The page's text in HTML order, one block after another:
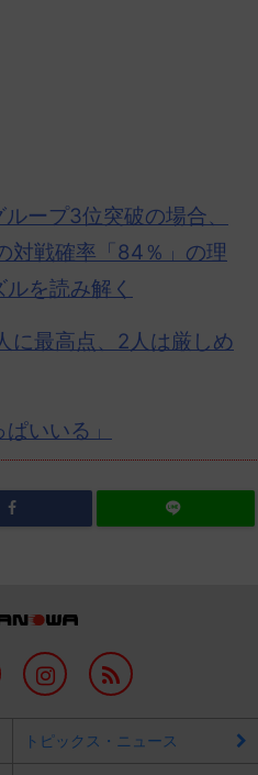
ープ3位突破の場合、
対戦確率「84％」の理
を読み解く
に最高点、2人は厳しめ
ぱいいる」
トピックス・ニュース